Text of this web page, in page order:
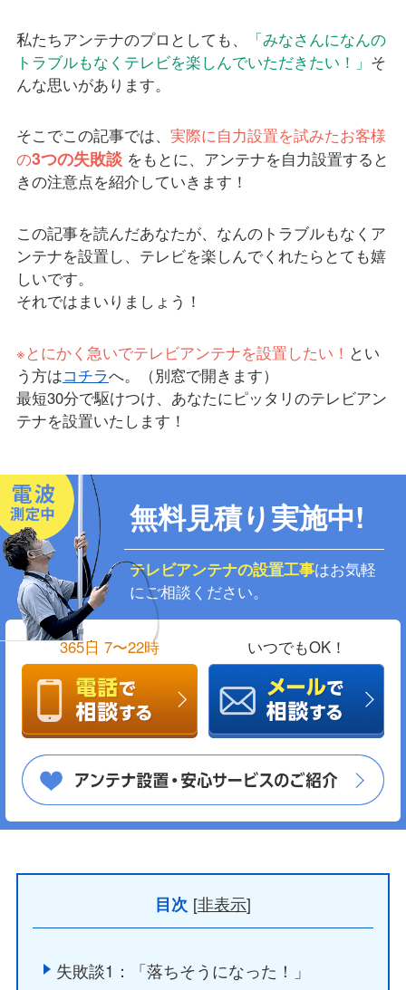
私たちアンテナのプロとしても、
「みなさんになんの
トラブルもなくテレビを楽しんでいただきたい！」 そ
んな思いがあります。
そこでこの記事では、 実際に自力設置を試みたお客様
の3つの失敗談 をもとに、アンテナを自力設置すると
きの注意点を紹介していきます！
この記事を読んだあなたが、なんのトラブルもなくア
ンテナを設置し、テレビを楽しんでくれたらとても嬉
しいです。
それではまいりましょう！
※とにかく急いでテレビアンテナを設置したい！ とい
う方はコチラへ。（別窓で開きます）
最短30分で駆けつけ、あなたにピッタリのテレビアン
テナを設置いたします！
無料見積り実施中!
テレビアンテナの設置工事はお気軽
にご相談ください。
365日 7〜22時 いつでもOK！
目次 [非表示]
失敗談1：「落ちそうになった！」